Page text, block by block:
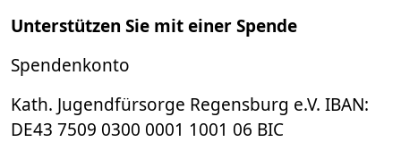
Unterstützen Sie mit einer Spende
Spendenkonto
Kath. Jugendfürsorge Regensburg e.V. IBAN:
DE43 7509 0300 0001 1001 06 BIC